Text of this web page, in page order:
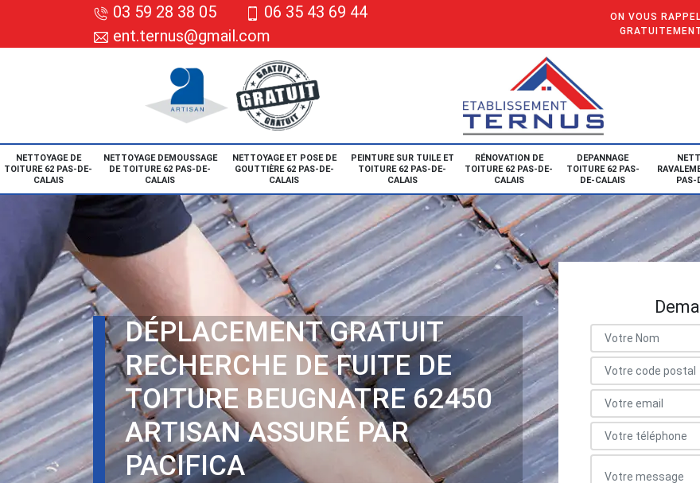
03 59 28 38 05
06 35 43 69 44
ent.ternus@gmail.com
ON VOUS
NETTOYAGE DE
TOITURE 62 PAS-DE-
CALAIS
NETTOYAGE DEMOUSSAGE
DE TOITURE 62 PAS-DE-
CALAIS
NETTOYAGE ET POSE DE
GOUTTIÈRE 62 PAS-DE-
CALAIS
PEINTURE SUR TUILE ET
TOITURE 62 PAS-DE-
CALAIS
RÉNOVATION DE
TOITURE 62 PAS-DE-
CALAIS
DEPANNAGE
TOITURE 62 PAS-
DE-CALAIS
PAS-
DÉPLACEMENT GRATUIT
RECHERCHE DE FUITE DE
TOITURE BEUGNATRE 62450
ARTISAN ASSURÉ PAR
PACIFICA